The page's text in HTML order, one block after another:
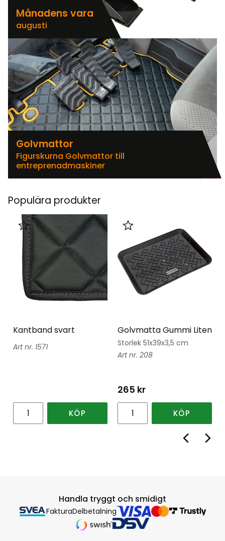
Månadens vara
augusti
Golvmattor
Figurskurna Golvmattor till
entreprenadmaskiner
Populära produkter
Kantband svart
1571
Lägg till i favoriter
KÖP
Golvmatta Gummi Liten
Storlek 51x39x3,5 cm
208
265 kr
Lägg till i favoriter
KÖP
Handla tryggt och smidigt
FakturaDelbetalning